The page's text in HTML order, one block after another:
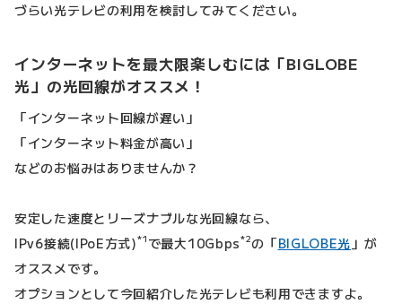
づらい光テレビの利用を検討してみてください。
インターネットを最大限楽しむには「BIGLOBE
光」の光回線がオススメ！
「インターネット回線が遅い」
「インターネット料金が高い」
などのお悩みはありませんか？
安定した速度とリーズナブルな光回線なら、
IPv6接続(IPoE方式)*1 で最大10Gbps*2の「BIGLOBE光 」が
オススメです。
オプションとして今回紹介した光テレビも利用できますよ。